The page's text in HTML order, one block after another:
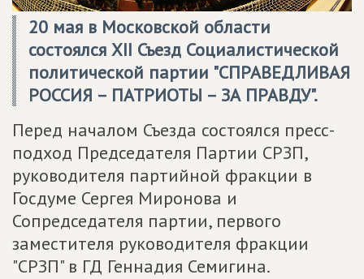
20 мая в Московской области
состоялся XII Съезд Социалистической
политической партии "СПРАВЕДЛИВАЯ
РОССИЯ – ПАТРИОТЫ – ЗА ПРАВДУ".
Перед началом Съезда состоялся пресс-
подход Председателя Партии СРЗП,
руководителя партийной фракции в
Госдуме Сергея Миронова и
Сопредседателя партии, первого
заместителя руководителя фракции
"СРЗП" в ГД Геннадия Семигина.